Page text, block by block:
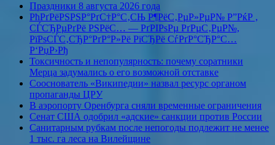
Праздники 8 августа 2026 года
РћРґРёРЅРЅР°РґС†Р°С‚СЊ Р¶РёС‚РµР»РµР№ Р”РќР ,
СЃСЂРµРґРё РЅРёС… — РґРІРѕРµ РґРµС‚РµР№,
РїРѕСЃС‚СЂР°РґР°Р»Рё РїСЂРё СѓРґР°СЂР°С…
Р‘РџР›Рђ
Токсичность и непопулярность: почему соратники
Мерца задумались о его возможной отставке
Сооснователь «Википедии» назвал ресурс органом
пропаганды ЦРУ
В аэропорту Оренбурга сняли временные ограничения
Сенат США одобрил «адские» санкции против России
Санитарным рубкам после непогоды подлежит не менее
1 тыс. га леса на Вилейщине